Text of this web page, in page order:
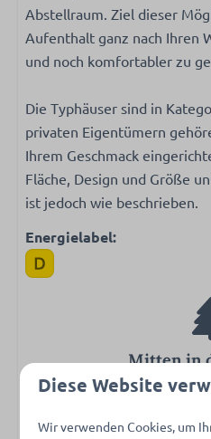
Außenbereich
Abstellraum. Ziel dieser
Aufenthalt ganz nach Ihren
und noch komfortabler zu
Die Typhäuser sind in
privaten Eigentümern
Ihrem Geschmack
Fläche, Design und Größe
ist jedoch wie beschrieben.
Energielabel:
Mitten in
Diese Website
Wir verwenden Cookies, um